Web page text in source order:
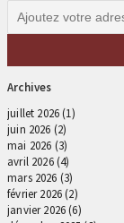
Archives
juillet 2026(1)
juin 2026 (2)
mai 2026 (3)
avril 2026(4)
mars 2026 (3)
février 2026(2)
janvier 2026(6)